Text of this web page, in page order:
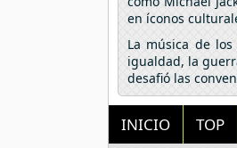
en íconos
La música de
igualdad, la
desafió las
INICIO TOP